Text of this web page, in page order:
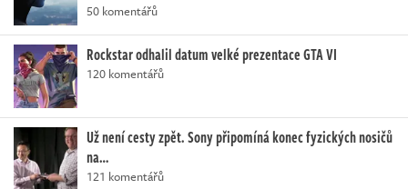
50 komentářů
Rockstar odhalil datum velké prezentace GTA VI
120 komentářů
Už není cesty zpět. Sony připomíná konec fyzických nosičů
na…
121 komentářů